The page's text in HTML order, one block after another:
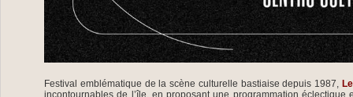
Festival emblématique de la scène culturelle bastiaise depuis 1987,
incontournables de l’île, en proposant une programmation